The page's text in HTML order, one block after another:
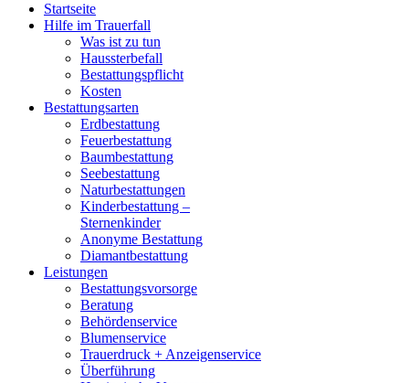
Startseite
Hilfe im Trauerfall
Was ist zu tun
Haussterbefall
Bestattungspflicht
Kosten
Bestattungsarten
Erdbestattung
Feuerbestattung
Baumbestattung
Seebestattung
Naturbestattungen
Kinderbestattung –
Sternenkinder
Anonyme Bestattung
Diamantbestattung
Leistungen
Bestattungsvorsorge
Beratung
Behördenservice
Blumenservice
Trauerdruck + Anzeigenservice
Überführung